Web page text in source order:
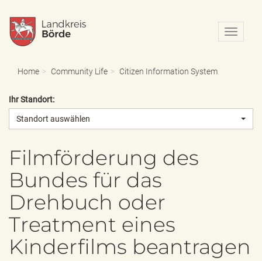
N
a
o
b
l
Home Community Life Citizen Information System
Ihr Standort:
Standort auswählen
Filmförderung des
Bundes für das
Drehbuch oder
Treatment eines
Kinderfilms beantragen